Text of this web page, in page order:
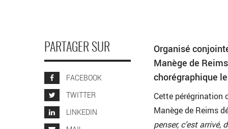
PARTAGER SUR
FACEBOOK
TWITTER
LINKEDIN
Organisé
Manège de
chorégraphique
Cette pérégrination
Manège de Reims
penser, c’est arrivé,